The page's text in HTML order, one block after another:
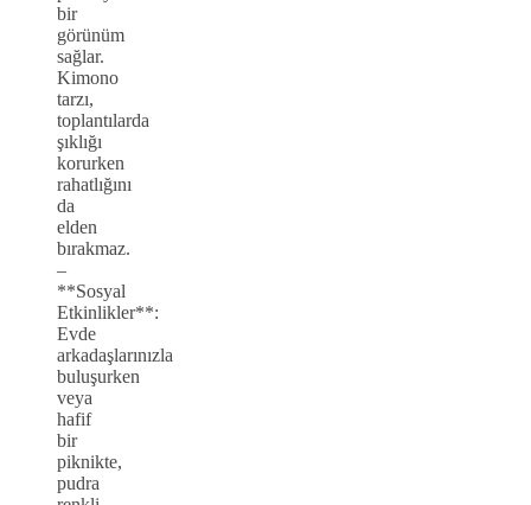
bir
görünüm
sağlar.
Kimono
tarzı,
toplantılarda
şıklığı
korurken
rahatlığını
da
elden
bırakmaz.
–
**Sosyal
Etkinlikler**:
Evde
arkadaşlarınızla
buluşurken
veya
hafif
bir
piknikte,
pudra